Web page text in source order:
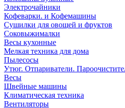
Электрочайники
Кофеварки. и Кофемашины
Сушилки для овощей и фруктов
Соковыжималки
Весы кухонные
Мелкая техника для дома
Пылесосы
Утюг. Отпариватели.
Весы
Швейные машины
Климатическая техника
Вентиляторы